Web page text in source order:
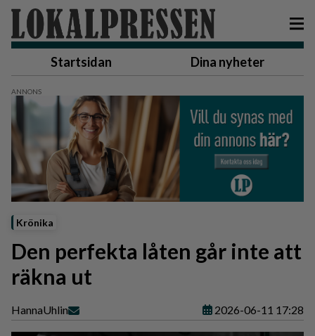
Startsidan Dina nyheter
Krönika
Den perfekta låten går inte att
räkna ut
HannaUhlin 2026-06-11 17:28